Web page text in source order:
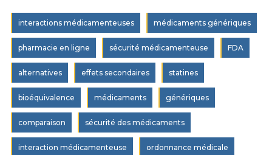
interactions médicamenteuses médicaments génériques
pharmacie en ligne sécurité médicamenteuse FDA
alternatives effets secondaires statines
bioéquivalence médicaments génériques
comparaison sécurité des médicaments
interaction médicamenteuse ordonnance médicale